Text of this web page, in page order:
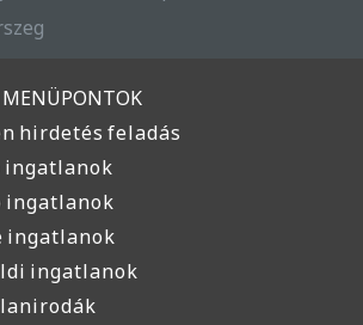
hirdetés feladás
ingatlanok
ingatlanok
ingatlanok
ingatlanok